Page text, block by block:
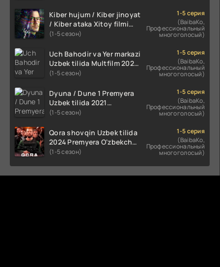
Kiber hujum / Kiber jinoyat
/ Kiber ataka Xitoy filmi
Uzbek tilida O'zbekcha
HD skachat
(1-5 сезон)
1-5 серия
(BaibaKo,
Профессиональный
многоголосый)
Uch Bahodir va Yer markazi
Uzbek tilida Multfilm 2025
tarjima HD skachat
(1-5 сезон)
1-5 серия
(BaibaKo,
Профессиональный
многоголосый)
Dyuna / Dune 1 Premyera
Uzbek tilida 2021
O'zbekcha tarjima kino HD
(1-5 сезон)
1-5 серия
(BaibaKo,
Профессиональный
многоголосый)
Qora shovqin Uzbek tilida
2024 Premyera O'zbekcha
tarjima kino HD skachat
(1-5 сезон)
1-5 серия
(BaibaKo,
Профессиональный
многоголосый)